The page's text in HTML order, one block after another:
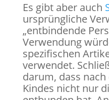
Es gibt aber auch
ursprüngliche
„entbindende
Verwendung
spezifischen
verwendet.
darum, dass
Kindes nicht nur